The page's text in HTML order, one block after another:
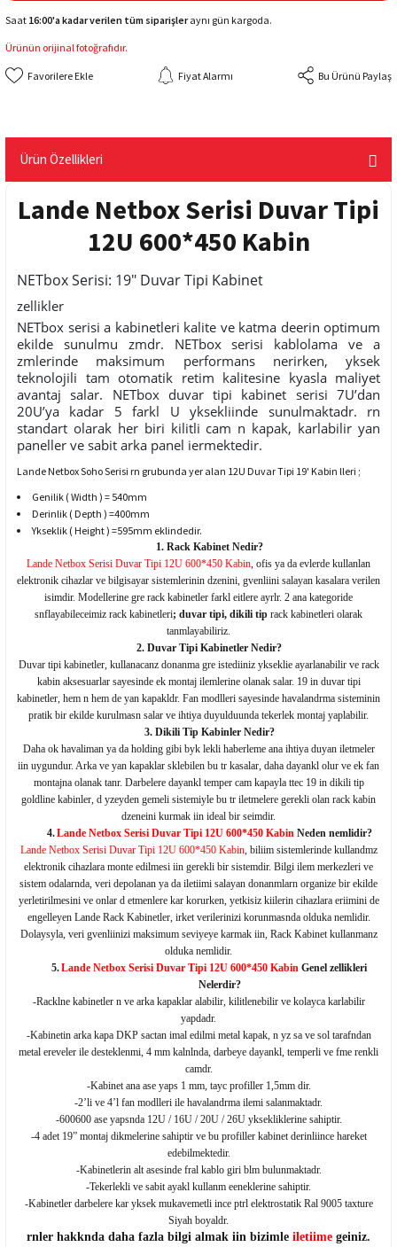
Saat 16:00'a kadar verilen tüm siparişleraynı gün kargoda.
Ürünün orijinal fotoğrafıdır.
Fiyat Alarmı Bu Ürünü Paylaş
Ürün Özellikleri
Lande Netbox Serisi Duvar Tipi
12U 600*450 Kabin
NETbox Serisi: 19" Duvar Tipi Kabinet
zellikler
NETbox serisi a kabinetleri kalite ve katma deerin optimum
ekilde sunulmu zmdr. NETbox serisi kablolama ve a
zmlerinde maksimum performans nerirken, yksek
teknolojili tam otomatik retim kalitesine kyasla maliyet
avantaj salar. NETbox duvar tipi kabinet serisi 7U’dan
20U’ya kadar 5 farkl U yksekliinde sunulmaktadr. rn
standart olarak her biri kilitli cam n kapak, karlabilir yan
paneller ve sabit arka panel iermektedir.
Lande Netbox Soho Serisi rn grubunda yer alan 12U Duvar Tipi 19' Kabin lleri ;
Genilik ( Width ) = 540mm
Derinlik ( Depth ) =400mm
Ykseklik ( Height ) =595mm eklindedir.
1. Rack Kabinet Nedir?
Lande Netbox Serisi Duvar Tipi 12U 600*450 Kabin, ofis ya da evlerde kullanlan
elektronik cihazlar ve bilgisayar sistemlerinin dzenini, gvenliini salayan kasalara verilen
isimdir. Modellerine gre rack kabinetler farkl eitlere ayrlr. 2 ana kategoride
snflayabileceimiz rack kabinetleri; duvar tipi, dikili tip rack kabinetleri olarak
tanmlayabiliriz.
2. Duvar Tipi Kabinetler Nedir?
Duvar tipi kabinetler, kullanacanz donanma gre istediiniz ykseklie ayarlanabilir ve rack
kabin aksesuarlar sayesinde ek montaj ilemlerine olanak salar. 19 in duvar tipi
kabinetler, hem n hem de yan kapakldr. Fan modlleri sayesinde havalandrma sisteminin
pratik bir ekilde kurulmasn salar ve ihtiya duyulduunda tekerlek montaj yaplabilir.
3. Dikili Tip Kabinler Nedir?
Daha ok havaliman ya da holding gibi byk lekli haberleme ana ihtiya duyan iletmeler
iin uygundur. Arka ve yan kapaklar sklebilen bu tr kasalar, daha dayankl olur ve ek fan
montajna olanak tanr. Darbelere dayankl temper cam kapayla ttec 19 in dikili tip
goldline kabinler, d yzeyden gemeli sistemiyle bu tr iletmelere gerekli olan rack kabin
dzeneini kurmak iin ideal bir seimdir.
4.Lande Netbox Serisi Duvar Tipi 12U 600*450 KabinNeden nemlidir?
Lande Netbox Serisi Duvar Tipi 12U 600*450 Kabin, biliim sistemlerinde kullandmz
elektronik cihazlara monte edilmesi iin gerekli bir sistemdir. Bilgi ilem merkezleri ve
sistem odalarnda, veri depolanan ya da iletiimi salayan donanmlarn organize bir ekilde
yerletirilmesini ve onlar d etmenlere kar korurken, yetkisiz kiilerin cihazlara eriimini de
engelleyen Lande Rack Kabinetler, irket verilerinizi korunmasnda olduka nemlidir.
Dolaysyla, veri gvenliinizi maksimum seviyeye karmak iin, Rack Kabinet kullanmanz
olduka nemlidir.
5.Lande Netbox Serisi Duvar Tipi 12U 600*450 Kabin Genel zellikleri
Nelerdir?
-Racklne kabinetler n ve arka kapaklar alabilir, kilitlenebilir ve kolayca karlabilir
yapdadr.
-Kabinetin arka kapa DKP sactan imal edilmi metal kapak, n yz sa ve sol tarafndan
metal ereveler ile desteklenmi, 4 mm kalnlnda, darbeye dayankl, temperli ve fme renkli
camdr.
-Kabinet ana ase yaps 1 mm, tayc profiller 1,5mm dir.
-2’li ve 4’l fan modlleri ile havalandrma ilemi salanmaktadr.
-600600 ase yapsnda 12U / 16U / 20U / 26U yksekliklerine sahiptir.
-4 adet 19” montaj dikmelerine sahiptir ve bu profiller kabinet derinliince hareket
edebilmektedir.
-Kabinetlerin alt asesinde fral kablo giri blm bulunmaktadr.
-Tekerlekli ve sabit ayakl kullanm eeneklerine sahiptir.
-Kabinetler darbelere kar yksek mukavemetli ince ptrl elektrostatik Ral 9005 taxture
Siyah boyaldr.
rnler hakknda daha fazla bilgi almak iin bizimle iletiime geiniz.